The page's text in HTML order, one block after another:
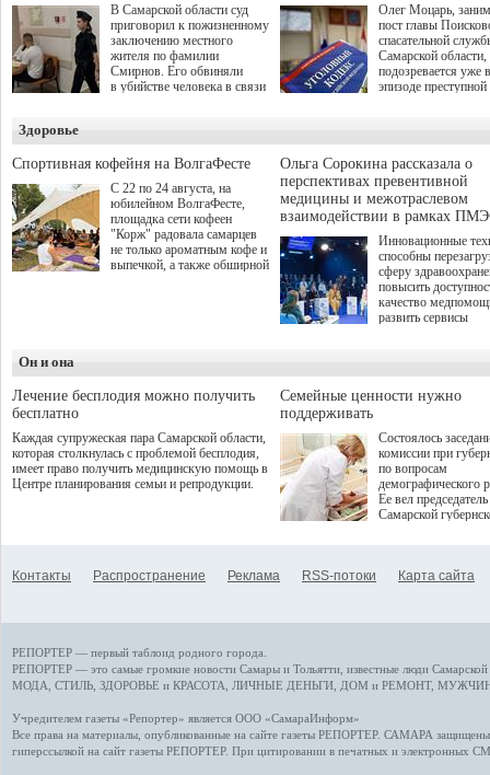
В Самарской области суд
приговорил к пожизненному
заключению местного
жителя по фамилии
Смирнов. Его обвиняли
в убийстве человека в связи
Олег Моцарь,
пост главы
спасательной
Самарской области,
подозревается уже
эпизоде преступной
а сам он
Здоровье
Спортивная кофейня на ВолгаФесте
С 22 по 24 августа, на
юбилейном ВолгаФесте,
площадка сети кофеен
"Корж" радовала самарцев
не только ароматным кофе и
выпечкой, а также обширной
Ольга Сорокина рассказала о
перспективах превентивной
медицины и межотраслевом
взаимодействии в рамках
Инновационные
способны
сферу
повысить
качество
развить сервисы
определенными
К ним можно
возникающие при
данными
более динамичного
проникновения
сегмент
отраслевое
рассказала Ольга
ходе сессии
качества жизни" в
ПМЭФ 2025. В
РФ Михаил
представители
Государственной
Он и она
Лечение бесплодия можно получить
бесплатно
Каждая супружеская пара Самарской области,
которая столкнулась с проблемой бесплодия,
имеет право получить медицинскую помощь в
Центре планирования семьи и репродукции.
Семейные ценности нужно
поддерживать
Состоялось
комиссии при
по вопросам
демографического
Ее вел председатель
Самарской
Контакты Распространение Реклама RSS-потоки Карта сайта
РЕПОРТЕР — первый таблоид родного города.
РЕПОРТЕР — это самые громкие новости Самары и Тольятти, известные люди
МОДА, СТИЛЬ ЗДОРОВЬЕ и КРАСОТА ЛИЧНЫЕ ДЕНЬГИ ДОМ и РЕМОНТ,
Учредителем газеты «Репортер» является ООО «СамараИнформ»
Все права на материалы, опубликованные на сайте газеты РЕПОРТЕР. САМАРА защищены.
гиперссылкой на сайт газеты РЕПОРТЕР. При цитировании в печатных и электронных